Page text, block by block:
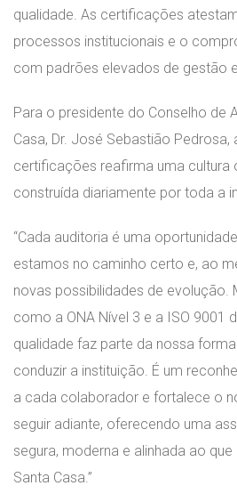
qualidade. As certificações
processos institucionais e o
com padrões elevados de gestão
Para o presidente do Conselho de
Casa, Dr. José Sebastião
certificações reafirma uma cultura
construída diariamente por toda a
“Cada auditoria é uma
estamos no caminho certo e, ao
novas possibilidades de evolução.
como a ONA Nível 3 e a ISO 9001
qualidade faz parte da nossa
conduzir a instituição. É um
a cada colaborador e fortalece o
seguir adiante, oferecendo uma
segura, moderna e alinhada ao
Santa Casa.”